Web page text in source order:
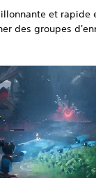
et rapide
des groupes